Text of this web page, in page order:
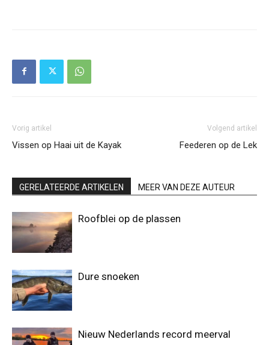
Vorig artikel
Vissen op Haai uit de Kayak
Volgend artikel
Feederen op de Lek
GERELATEERDE ARTIKELEN MEER VAN DEZE AUTEUR
Roofblei op de plassen
Dure snoeken
Nieuw Nederlands record meerval